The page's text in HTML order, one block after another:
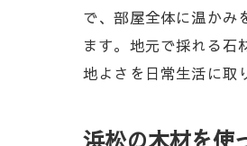
で、部屋全体に温かみ
ます。地元で採れる石
地よさを日常生活に取
浜松の木材を使